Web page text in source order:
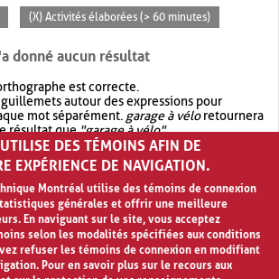
(X) Activités élaborées (> 60 minutes)
donné aucun résultat
est correcte.
autour des expressions pour
mot séparément. garage à véloretournera
résultat que"garage à vélo".
votre recherche avec OR.garage OR vélo
plus de résultat quegarage à vélo
DES TÉMOINS AFIN DE
EXPÉRIENCE DE NAVIGATION.
Montréal utilise des témoins de connexion
générales et offrir une meilleure
En naviguant sur le site, vous acceptez
selon les modalités spécifiées aux conditions
refuser les témoins de connexion en modifiant
Pour en savoir plus sur le recours aux